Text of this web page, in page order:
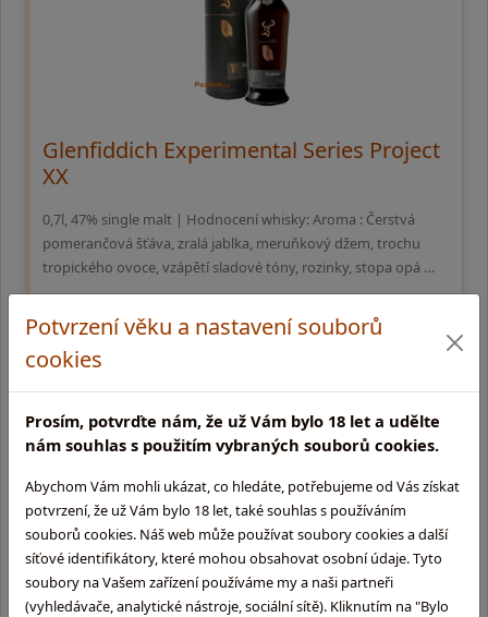
Potvrzení věku a nastavení souborů
cookies
Prosím, potvrďte nám, že už Vám bylo 18 let a udělte
nám souhlas s použitím vybraných souborů cookies.
Abychom Vám mohli ukázat, co hledáte, potřebujeme od Vás získat
potvrzení, že už Vám bylo 18 let, také souhlas s používáním
souborů cookies. Náš web může používat soubory cookies a další
síťové identifikátory, které mohou obsahovat osobní údaje. Tyto
soubory na Vašem zařízení používáme my a naši partneři
(vyhledávače, analytické nástroje, sociální sítě). Kliknutím na "Bylo
Glenfiddich Experimental Series Project
XX
0,7l, 47% single malt | Hodnocení whisky: Aroma : Čerstvá
pomerančová šťáva, zralá jablka, meruňkový džem, trochu
tropického ovoce, vzápětí sladové tóny, rozinky, stopa opá …
1 829,-